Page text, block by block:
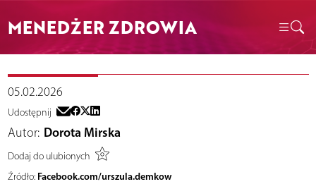
MENEDŻER ZDROWIA
05.02.2026
Udostępnij
Autor: Dorota Mirska
Dodaj do ulubionych
Źródło: Facebook.com/urszula.demkow